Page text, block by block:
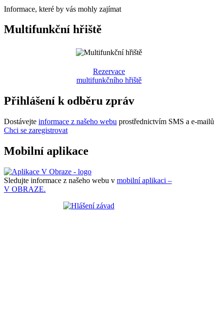
Informace, které by vás mohly zajímat
Multifunkční hřiště
Rezervace
multifunkčního hřiště
Přihlášení k odběru zpráv
Dostávejte informace z našeho webu prostřednictvím SMS a e-mailů
Chci se zaregistrovat
Mobilní aplikace
Sledujte informace z našeho webu v mobilní aplikaci –
V OBRAZE.